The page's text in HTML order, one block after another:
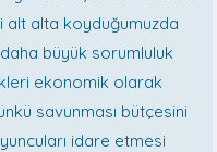
alt alta koyduğumuzda
daha büyük sorumluluk
ekonomik olarak
savunması bütçesini
idare etmesi